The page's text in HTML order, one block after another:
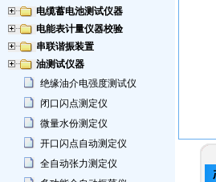
电缆蓄电池测试仪器
电能表计量仪器校验
串联谐振装置
油测试仪器
绝缘油介电强度测试仪
闭口闪点测定仪
微量水份测定仪
开口闪点自动测定仪
全自动张力测定仪